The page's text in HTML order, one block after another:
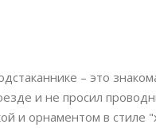
– это
и не просил
и орнаментом в